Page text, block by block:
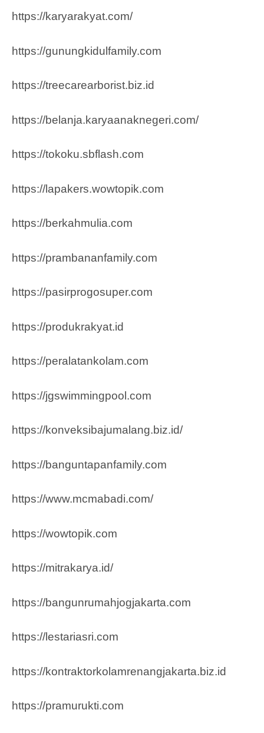
https://karyarakyat.com/
https://gunungkidulfamily.com
https://treecarearborist.biz.id
https://belanja.karyaanaknegeri.com/
https://tokoku.sbflash.com
https://lapakers.wowtopik.com
https://berkahmulia.com
https://prambananfamily.com
https://pasirprogosuper.com
https://produkrakyat.id
https://peralatankolam.com
https://jgswimmingpool.com
https://konveksibajumalang.biz.id/
https://banguntapanfamily.com
https://www.mcmabadi.com/
https://wowtopik.com
https://mitrakarya.id/
https://bangunrumahjogjakarta.com
https://lestariasri.com
https://kontraktorkolamrenangjakarta.biz.id
https://pramurukti.com